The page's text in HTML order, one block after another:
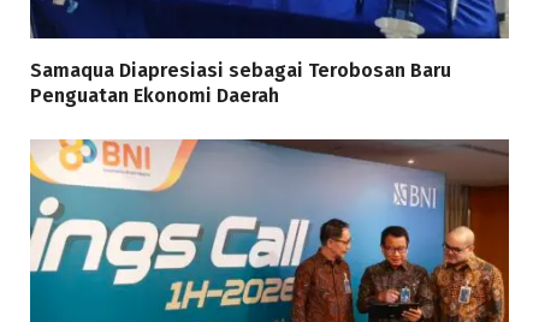
Samaqua Diapresiasi sebagai Terobosan Baru
Penguatan Ekonomi Daerah